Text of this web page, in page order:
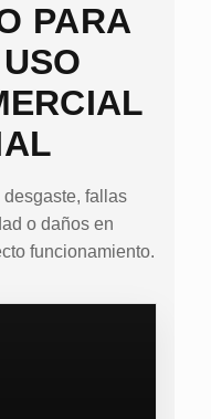
PARA
fallas
o daños en
funcionamiento.